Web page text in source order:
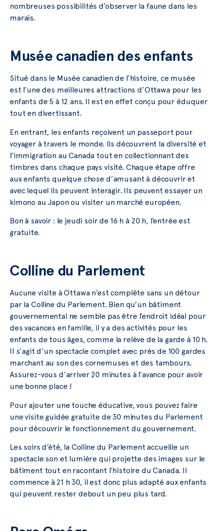
nombreuses possibilités d’observer la faune dans les
marais.
Musée canadien des enfants
Situé dans le Musée canadien de l’histoire, ce musée
est l’une des meilleures attractions d’Ottawa pour les
enfants de 5 à 12 ans. Il est en effet conçu pour éduquer
tout en divertissant.
En entrant, les enfants reçoivent un passeport pour
voyager à travers le monde. Ils découvrent la diversité et
l’immigration au Canada tout en collectionnant des
timbres dans chaque pays visité. Chaque étape offre
aux enfants quelque chose d’amusant à découvrir et
avec lequel ils peuvent interagir. Ils peuvent essayer un
kimono au Japon ou visiter un marché européen.
Bon à savoir : le jeudi soir de 16 h à 20 h, l’entrée est
gratuite.
Colline du Parlement
Aucune visite à Ottawa n’est complète sans un détour
par la Colline du Parlement. Bien qu’un bâtiment
gouvernemental ne semble pas être l’endroit idéal pour
des vacances en famille, il y a des activités pour les
enfants de tous âges, comme la relève de la garde à 10 h.
Il s’agit d’un spectacle complet avec près de 100 gardes
marchant au son des cornemuses et des tambours.
Assurez-vous d’arriver 20 minutes à l’avance pour avoir
une bonne place !
Pour ajouter une touche éducative, vous pouvez faire
une visite guidée gratuite de 30 minutes du Parlement
pour découvrir le fonctionnement du gouvernement.
Les soirs d’été, la Colline du Parlement accueille un
spectacle son et lumière qui projette des images sur le
bâtiment tout en racontant l’histoire du Canada. Il
commence à 21 h 30, il est donc plus adapté aux enfants
qui peuvent rester debout un peu plus tard.